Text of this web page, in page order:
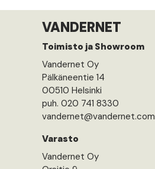
VANDERNET
Toimisto ja Showroom
Vandernet Oy
Pälkäneentie 14
00510 Helsinki
puh. 020 741 8330
vandernet@vandernet.com
Varasto
Vandernet Oy